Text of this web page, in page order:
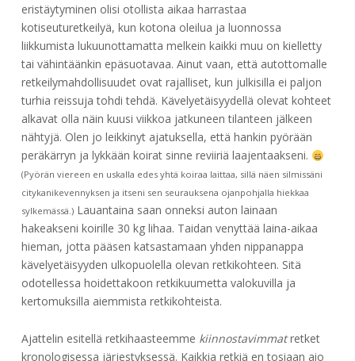
eristäytyminen olisi otollista aikaa harrastaa
kotiseuturetkeilyä, kun kotona oleilua ja luonnossa
liikkumista lukuunottamatta melkein kaikki muu on kielletty
tai vähintäänkin epäsuotavaa. Ainut vaan, että autottomalle
retkeilymahdollisuudet ovat rajalliset, kun julkisilla ei paljon
turhia reissuja tohdi tehdä. Kävelyetäisyydellä olevat kohteet
alkavat olla näin kuusi viikkoa jatkuneen tilanteen jälkeen
nähtyjä. Olen jo leikkinyt ajatuksella, että hankin pyörään
peräkärryn ja lykkään koirat sinne reviiriä laajentaakseni.
(Pyörän viereen en uskalla edes yhtä koiraa laittaa, sillä näen silmissäni
citykanikevennyksen ja itseni sen seurauksena ojanpohjalla hiekkaa
sylkemässä.)Lauantaina saan onneksi auton lainaan
hakeakseni koirille 30 kg lihaa. Taidan venyttää laina-aikaa
hieman, jotta pääsen katsastamaan yhden nippanappa
kävelyetäisyyden ulkopuolella olevan retkikohteen. Sitä
odotellessa hoidettakoon retkikuumetta valokuvilla ja
kertomuksilla aiemmista retkikohteista.
Ajattelin esitellä retkihaasteemme kiinnostavimmatretket
kronologisessa järjestyksessä. Kaikkia retkiä en tosiaan aio